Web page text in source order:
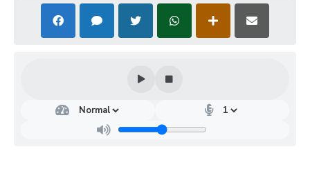
Serviços Online
Telefones Úteis